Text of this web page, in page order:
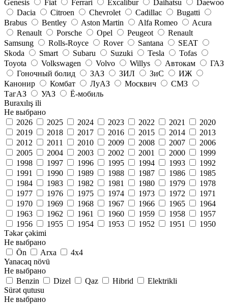
Genesis
Fiat Ferrari Excalibur Daihatsu
Daewoo
Dacia
Citroen Chevrolet Cadillac
Bugatti
Brabus
Bentley Aston Martin Alfa Romeo
Acura
Renault
Porsche Opel Peugeot
Renault
Samsung
Rolls-Royce Rover Santana
SEAT
Skoda
Smart Subaru Suzuki Tesla
Tofas
Toyota
Volkswagen Volvo Willys Автокам
ГАЗ
Гоночный болид
ЗАЗ ЗИЛ ЗиС
ИЖ
Канонир
Комбат ЛуАЗ Москвич
СМЗ
ТагАЗ
УАЗ
Ё-мобиль
Buraxılış ili
Не выбрано
2026
2025 2024 2023 2022 2021
2020
2019
2018 2017 2016 2015 2014
2013
2012
2011 2010 2009 2008 2007
2006
2005
2004 2003 2002 2001 2000
1999
1998
1997 1996 1995 1994 1993
1992
1991
1990 1989 1988 1987 1986
1985
1984
1983 1982 1981 1980 1979
1978
1977
1976 1975 1974 1973 1972
1971
1970
1969 1968 1967 1966 1965
1964
1963
1962 1961 1960 1959 1958
1957
1956
1955 1954 1953 1952 1951
1950
Təkər çəkimi
Не выбрано
Ön
Arxa
4x4
Yanacaq növü
Не выбрано
Benzin
Dizel Qaz Hibrid
Elektrikli
Sürət qutusu
Не выбрано